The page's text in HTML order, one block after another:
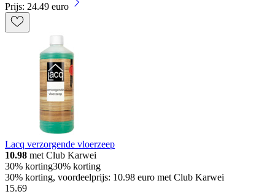
Prijs: 24.49 euro
Lacq verzorgende vloerzeep
10.98 met Club Karwei
30% korting30% korting
30% korting, voordeelprijs: 10.98 euro met Club Karwei
15.69